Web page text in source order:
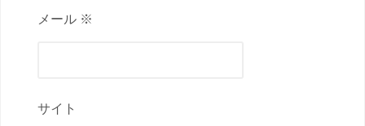
メール ※
サイト